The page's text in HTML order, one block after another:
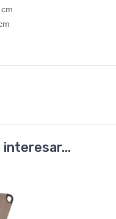
interesar...